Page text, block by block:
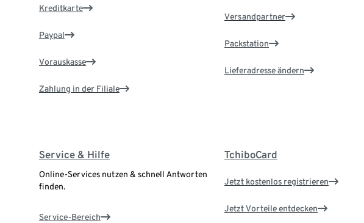
Kreditkarte
Paypal
Vorauskasse
Zahlung in der Filiale
Versandpartner
Packstation
Lieferadresse ändern
Service & Hilfe
Online-Services nutzen & schnell Antworten
finden.
Service-Bereich
TchiboCard
Jetzt kostenlos registrieren
Jetzt Vorteile entdecken